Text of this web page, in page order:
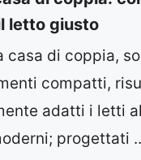
letto giusto
casa di coppia,
compatti,
adatti i letti
progettati